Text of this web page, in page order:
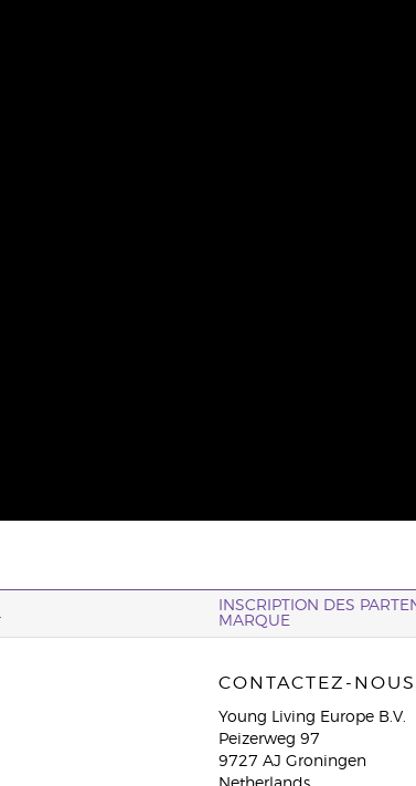
INSCRIPTION DES
MARQUE
CONTACTEZ-NOUS
Young Living Europe B.V.
Peizerweg 97
9727 AJ Groningen